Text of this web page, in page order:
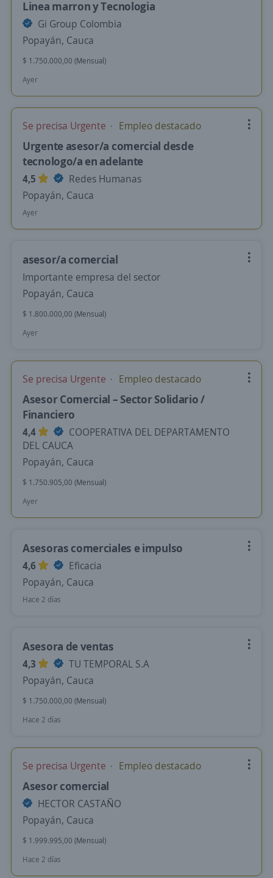
Linea marron y Tecnologia
Gi Group Colombia
Popayán, Cauca
$ 1.750.000,00 (Mensual)
Ayer
Se precisa Urgente Empleo destacado
Urgente asesor/a comercial desde
tecnologo/a en adelante
4,5
Redes Humanas
Popayán, Cauca
Ayer
asesor/a comercial
Importante empresa del sector
Popayán, Cauca
$ 1.800.000,00 (Mensual)
Ayer
Se precisa Urgente Empleo destacado
Asesor Comercial – Sector Solidario /
Financiero
4,4
COOPERATIVA DEL DEPARTAMENTO
DEL CAUCA
Popayán, Cauca
$ 1.750.905,00 (Mensual)
Ayer
Asesoras comerciales e impulso
4,6
Eficacia
Popayán, Cauca
Hace 2 días
Asesora de ventas
4,3
TU TEMPORAL S.A
Popayán, Cauca
$ 1.750.000,00 (Mensual)
Hace 2 días
Se precisa Urgente Empleo destacado
Asesor comercial
HECTOR CASTAÑO
Popayán, Cauca
$ 1.999.995,00 (Mensual)
Hace 2 días